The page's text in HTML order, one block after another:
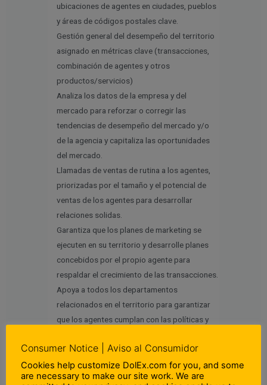
ubicaciones de agentes en ciudades, pueblos
y áreas de códigos postales clave.
Gestión general del desempeño del territorio
asignado en métricas clave (transacciones,
combinación de agentes y otros
productos/servicios)
Analiza los datos de la empresa y del
mercado para reforzar o corregir las
tendencias de desempeño del mercado y/o
de la agencia y capitaliza las oportunidades
del mercado.
Llamadas de ventas de rutina a los agentes,
priorizadas por el tamaño y el potencial de
ventas de los agentes para desarrollar
relaciones solidas.
Garantiza que los planes de marketing se
ejecuten en su territorio y desarrolle planes
concebidos por el propio agente para
respaldar el crecimiento de las transacciones.
Apoya a todos los departamentos
relacionados en el territorio para garantizar
que los agentes cumplan con las políticas y
cumplimiento.
Obtiene la información del mercado
competitivo de manera oportuna (es decir,
Consumer Notice | Aviso al Consumidor
Cookies help customize DolEx.com for you, and some
are necessary to make our site work. We are